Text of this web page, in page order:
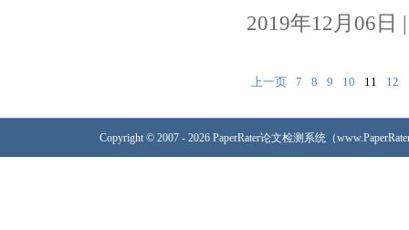
2019年12月06日
上一页 7 8 9 10 11 12
Copyright © 2007 - 2026 PaperRater论文检测系统（